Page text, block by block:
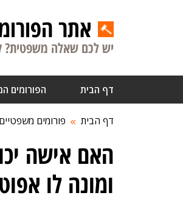
אתר
יש לכם שאלה משפטית?
דף הבית הפורומים
דף הבית פורומים משפטיים
האם אישה
ומונה לו